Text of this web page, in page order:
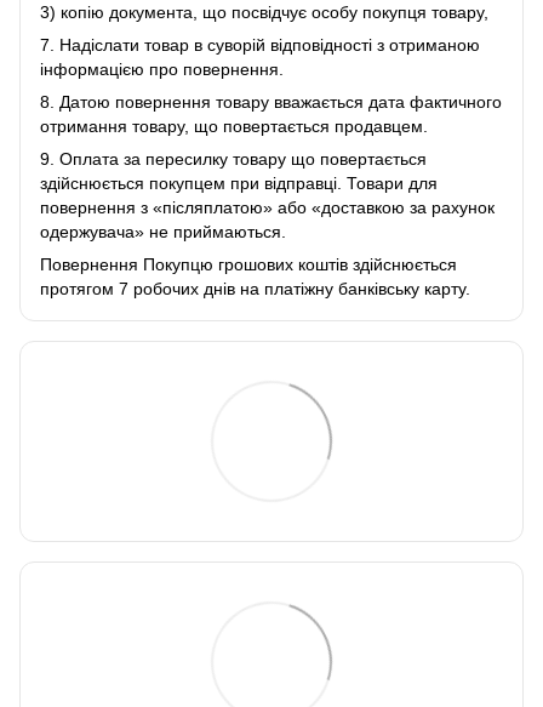
3) копію документа, що посвідчує особу покупця товару,
7. Надіслати товар в суворій відповідності з отриманою
інформацією про повернення.
8. Датою повернення товару вважається дата фактичного
отримання товару, що повертається продавцем.
9. Оплата за пересилку товару що повертається
здійснюється покупцем при відправці. Товари для
повернення з «післяплатою» або «доставкою за рахунок
одержувача» не приймаються.
Повернення Покупцю грошових коштів здійснюється
протягом 7 робочих днів на платіжну банківську карту.